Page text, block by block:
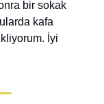
bir sokak
kafa
İyi